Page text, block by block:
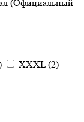
(Официальный
XXXL(2)